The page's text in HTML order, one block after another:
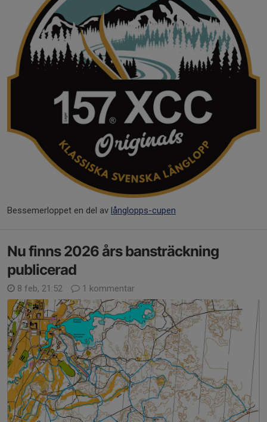
Bessemerloppet en del av långlopps-cupen
Nu finns 2026 års bansträckning
publicerad
8 feb, 21:52 1 kommentar